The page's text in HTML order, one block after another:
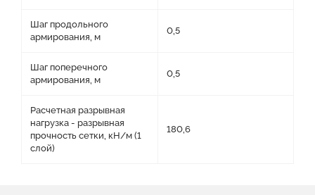
Шаг продольного
армирования, м
0,5
Шаг поперечного
армирования, м
0,5
Расчетная разрывная
нагрузка - разрывная
прочность сетки, кН/м (1
слой)
180,6